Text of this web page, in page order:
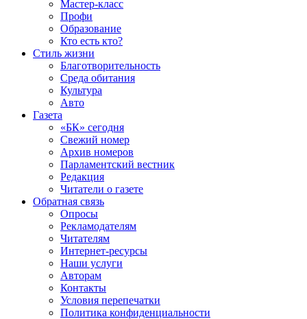
Мастер-класс
Профи
Образование
Кто есть кто?
Стиль жизни
Благотворительность
Среда обитания
Культура
Авто
Газета
«БК» сегодня
Свежий номер
Архив номеров
Парламентский вестник
Редакция
Читатели о газете
Обратная связь
Опросы
Рекламодателям
Читателям
Интернет-ресурсы
Наши услуги
Авторам
Контакты
Условия перепечатки
Политика конфиденциальности